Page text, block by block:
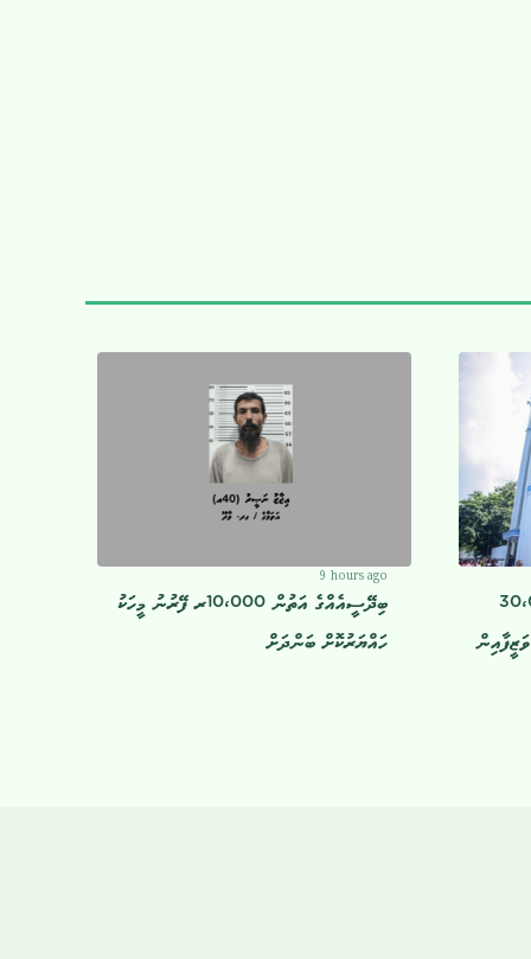
9 hours ago
ބިދޭސީއެއްގެ އަތުން 10،000ރ ފޭރުނު މީހަކު
ހައްޔަރުކޮށް ބަންދަށް
ހުރި 30،000